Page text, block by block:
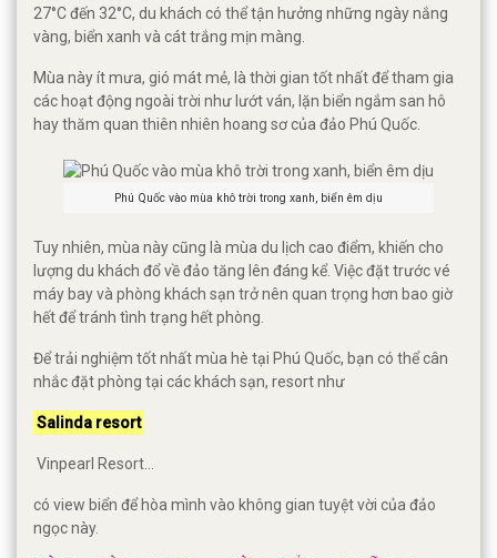
27°C đến 32°C, du khách có thể tận hưởng những ngày nắng
vàng, biển xanh và cát trắng mịn màng.
Mùa này ít mưa, gió mát mẻ, là thời gian tốt nhất để tham gia
các hoạt động ngoài trời như lướt ván, lặn biển ngắm san hô
hay thăm quan thiên nhiên hoang sơ của đảo Phú Quốc.
Phú Quốc vào mùa khô trời trong xanh, biển êm dịu
Tuy nhiên, mùa này cũng là mùa du lịch cao điểm, khiến cho
lượng du khách đổ về đảo tăng lên đáng kể. Việc đặt trước vé
máy bay và phòng khách sạn trở nên quan trọng hơn bao giờ
hết để tránh tình trạng hết phòng.
Để trải nghiệm tốt nhất mùa hè tại Phú Quốc, bạn có thể cân
nhắc đặt phòng tại các khách sạn, resort như
Salinda resort
Vinpearl Resort...
có view biển để hòa mình vào không gian tuyệt vời của đảo
ngọc này.